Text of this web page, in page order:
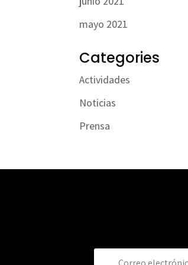
mayo 2021
Categories
Actividades
Noticias
Prensa